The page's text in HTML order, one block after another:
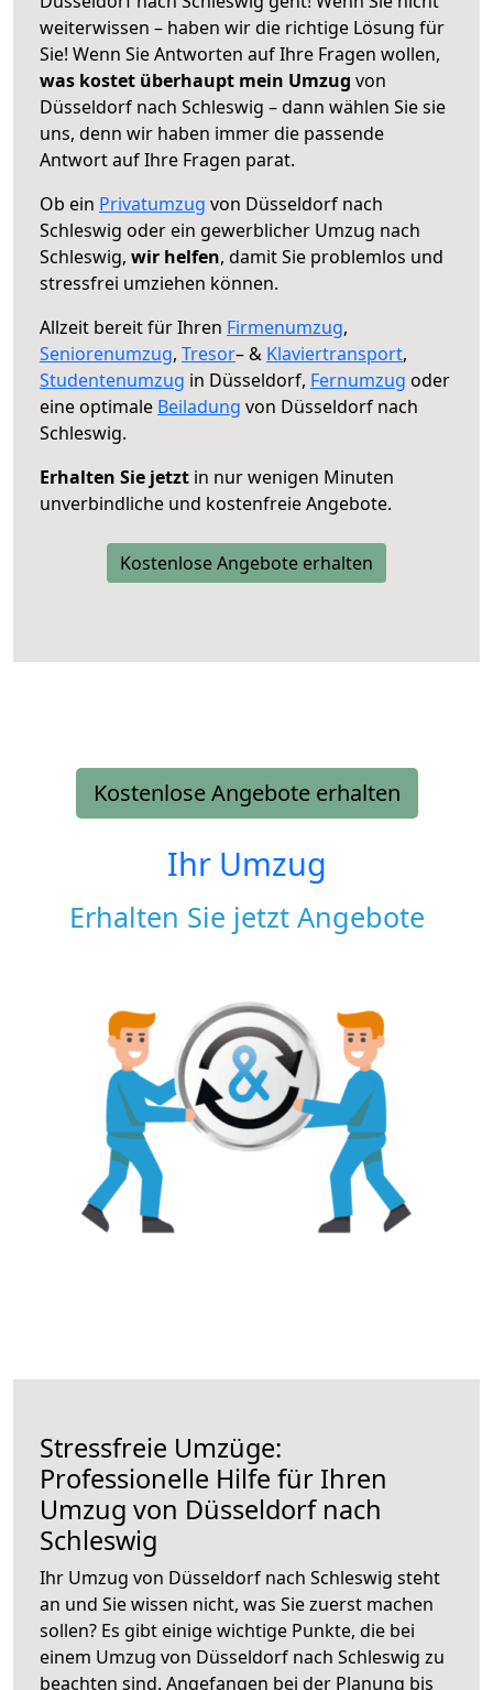
weiterwissen – haben wir die richtige Lösung für
Sie! Wenn Sie Antworten auf Ihre Fragen wollen,
was kostet überhaupt mein Umzug von
Düsseldorf nach Schleswig – dann wählen Sie sie
uns, denn wir haben immer die passende
Antwort auf Ihre Fragen parat.
Ob ein Privatumzug von Düsseldorf nach
Schleswig oder ein gewerblicher Umzug nach
Schleswig, wir helfen, damit Sie problemlos und
stressfrei umziehen können.
Allzeit bereit für Ihren Firmenumzug,
Seniorenumzug, Tresor– & Klaviertransport,
Studentenumzug in Düsseldorf, Fernumzug oder
eine optimale Beiladung von Düsseldorf nach
Schleswig.
Erhalten Sie jetzt in nur wenigen Minuten
unverbindliche und kostenfreie Angebote.
Kostenlose Angebote erhalten
Kostenlose Angebote erhalten
Ihr Umzug
Erhalten Sie jetzt Angebote
Stressfreie Umzüge:
Professionelle Hilfe für Ihren
Umzug von Düsseldorf nach
Schleswig
Ihr Umzug von Düsseldorf nach Schleswig steht
an und Sie wissen nicht, was Sie zuerst machen
sollen? Es gibt einige wichtige Punkte, die bei
einem Umzug von Düsseldorf nach Schleswig zu
beachten sind. Angefangen bei der Planung bis